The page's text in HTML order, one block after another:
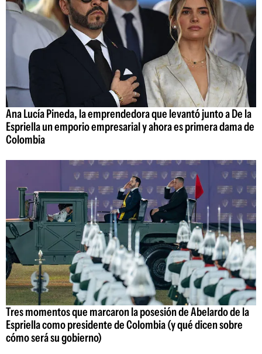
Ana Lucía Pineda, la emprendedora que levantó junto a De la
Espriella un emporio empresarial y ahora es primera dama de
Colombia
Tres momentos que marcaron la posesión de Abelardo de la
Espriella como presidente de Colombia (y qué dicen sobre
cómo será su gobierno)